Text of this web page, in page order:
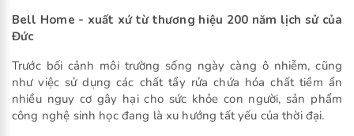
Bell Home - xuất xứ từ thương hiệu 200 năm lịch sử của
Đức
Trước bối cảnh môi trường sống ngày càng ô nhiễm, cũng
như việc sử dụng các chất tẩy rửa chứa hóa chất tiềm ẩn
nhiều nguy cơ gây hại cho sức khỏe con người, sản phẩm
công nghệ sinh học đang là xu hướng tất yếu của thời đại.